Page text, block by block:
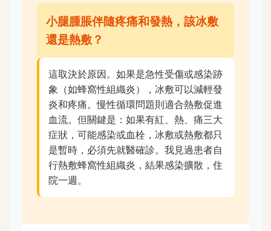
小腿腫脹伴隨疼痛和發熱，該冰敷
還是熱敷？
這取決於原因。如果是急性受傷或感染跡
象（如蜂窩性組織炎），冰敷可以減輕發
炎和疼痛。慢性循環問題則適合熱敷促進
血流。但關鍵是：如果有紅、熱、痛三大
症狀，可能感染或血栓，冰敷或熱敷都只
是暫時，必須先就醫確診。我見過患者自
行熱敷蜂窩性組織炎，結果感染擴散，住
院一週。